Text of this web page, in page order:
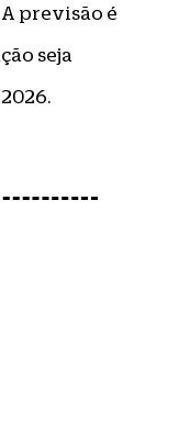
previsão é
seja